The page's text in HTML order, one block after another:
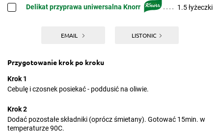
Delikat przyprawa uniwersalna Knorr 1.5 łyżeczki
EMAIL LISTONIC
Przygotowanie krok po kroku
Krok 1
Cebulę i czosnek posiekać - poddusić na oliwie.
Krok 2
Dodać pozostałe składniki (oprócz śmietany). Gotować 15min. w
temperaturze 90C.